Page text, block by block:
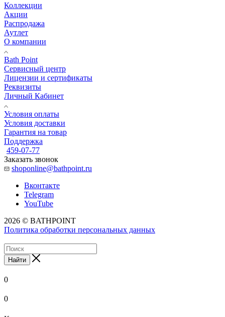
Коллекции
Акции
Распродажа
Аутлет
О компании
Bath Point
Сервисный центр
Лицензии и сертификаты
Реквизиты
Личный Кабинет
Условия оплаты
Условия доставки
Гарантия на товар
Поддержка
459-07-77
Заказать звонок
shoponline@bathpoint.ru
Вконтакте
Telegram
YouTube
2026 © BATHPOINT
Политика обработки персональных данных
Найти
0
0